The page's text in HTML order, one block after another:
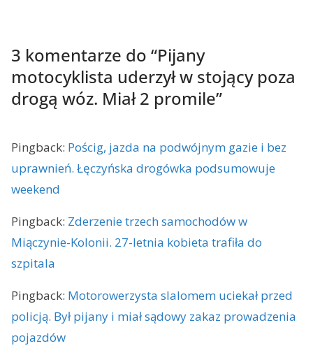
3 komentarze do “Pijany
motocyklista uderzył w stojący poza
drogą wóz. Miał 2 promile”
Pingback: Pościg, jazda na podwójnym gazie i bez
uprawnień. Łęczyńska drogówka podsumowuje
weekend
Pingback: Zderzenie trzech samochodów w
Miączynie-Kolonii. 27-letnia kobieta trafiła do
szpitala
Pingback: Motorowerzysta slalomem uciekał przed
policją. Był pijany i miał sądowy zakaz prowadzenia
pojazdów